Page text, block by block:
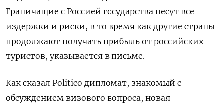
Граничащие с Россией государства несут все
издержки и риски, в то время как другие страны
продолжают получать прибыль от российских
туристов, указывается в письме.
Как сказал Politico дипломат, знакомый с
обсуждением визового вопроса, новая